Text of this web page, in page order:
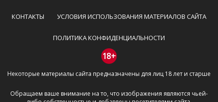
КОНТАКТЫ УСЛОВИЯ ИСПОЛЬЗОВАНИЯ МАТЕРИАЛОВ САЙТА
ПОЛИТИКА КОНФИДЕНЦИАЛЬНОСТИ
18+
Некоторые материалы сайта предназначены для лиц 18 лет и старше
Обращаем ваше внимание на то, что изображения являются чьей-